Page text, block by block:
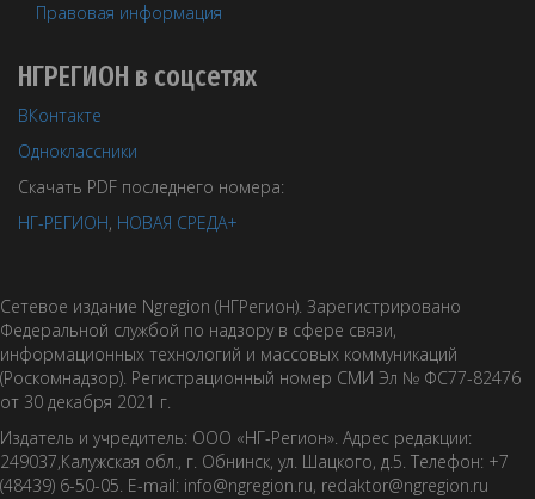
Правовая информация
НГРЕГИОН в соцсетях
ВКонтакте
Одноклассники
Скачать PDF последнего номера:
НГ-РЕГИОН, НОВАЯ СРЕДА+
Сетевое издание Ngregion (НГРегион). Зарегистрировано
Федеральной службой по надзору в сфере связи,
информационных технологий и массовых коммуникаций
(Роскомнадзор). Регистрационный номер СМИ Эл № ФС77-82476
от 30 декабря 2021 г.
Издатель и учредитель: ООО «НГ-Регион». Адрес редакции:
249037,Калужская обл., г. Обнинск, ул. Шацкого, д.5. Телефон: +7
(48439) 6-50-05. E-mail: info@ngregion.ru, redaktor@ngregion.ru